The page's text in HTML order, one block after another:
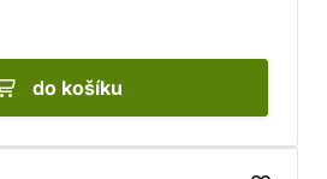
do košíku